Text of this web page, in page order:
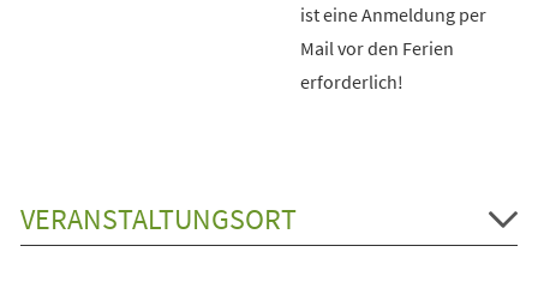
ist eine Anmeldung per
Mail vor den Ferien
erforderlich!
VERANSTALTUNGSORT